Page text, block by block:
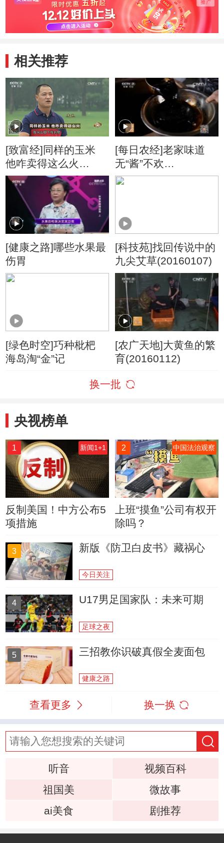
相关推荐
[致富经]同样的玉米
他咋卖得这么火
20160825
[每日农经]老家味道
无“酱”不欢
(20160127)
[健康之路]哪些水果最
伤胃
[科技苑]找回传说中的
九尖艾草(20160107)
[绿色时空]巧种枇杷
海岛淘“金”记
[农广天地]大黄鱼的繁
育(20160112)
换一批
央视榜单
1 新闻1+1
反制美国！中方公布5
项措施
2 中国法治观察
上班“摸鱼”公司有权开
除吗？
3 新版《防卫白皮书》藏祸心
今日关注
4 U17男足国家队：未来可期
足球之夜
5 三招教你识破真假全麦面包
健康之路
查看更多 换一换
听音
视频百科
祖国美
微故事
ai美食
剧推荐